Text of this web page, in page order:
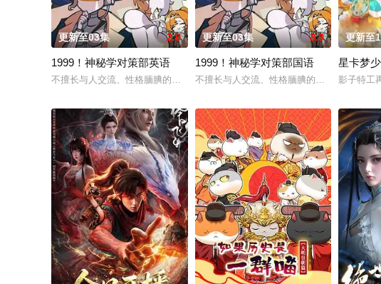
更新至03集 2.0
1999！神秘学对策部英语
不擅长与人交流、性格腼腆的马库斯在一场乌龙中意外成为了“神秘学事件对策
更新至03集 8.0
1999！神秘学对策部国语
不擅长与人交流、性格腼腆的马库斯在一场
更新至
星卡梦
影子特工